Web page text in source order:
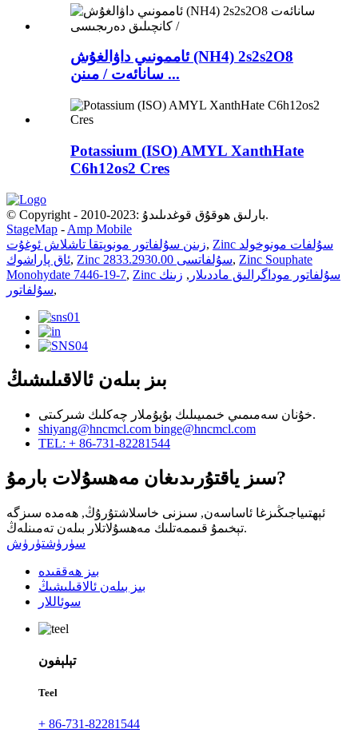
ئاممونىي داۋالغۇش (NH4) 2s2s2O8
سانائەت / مىنن ...
Potassium (ISO) AMYL XanthHate
C6h12os2 Cres
© Copyright - 2010-2023: بارلىق ھوقۇق قوغدىلىدۇ.
StageMap - Amp Mobile
زىنن سۇلفاتور مونوپتقا تاشلاش ئوغۇت, Zinc سۇلفات مونوخولد
ئاق پاراشوك, Zinc سۇلفاتسى 2833.2930.00, Zinc Souphate
Monohydate 7446-19-7, Zinc سۇلفاتور موداگرالىق ماددىلار , زىنك
سۇلفاتور,
بىز بىلەن ئالاقىلىشىڭ
خۇنان سەمىمىي خىمىيىلىك بۇيۇملار چەكلىك شىركىتى.
shiyang@hncmcl.com binge@hncmcl.com
TEL: + 86-731-82281544
سىز ياقتۇرىدىغان مەھسۇلات بارمۇ?
ئېھتىياجىڭىزغا ئاساسەن, سىزنى خاسلاشتۇرۇڭ, ھەمدە سىزگە
تېخىمۇ قىممەتلىك مەھسۇلاتلار بىلەن تەمىنلەڭ.
سۈرۈشتۈرۈش
بىز ھەققىدە
بىز بىلەن ئالاقىلىشىڭ
سوئاللار
تېلېفون
Teel
+ 86-731-82281544